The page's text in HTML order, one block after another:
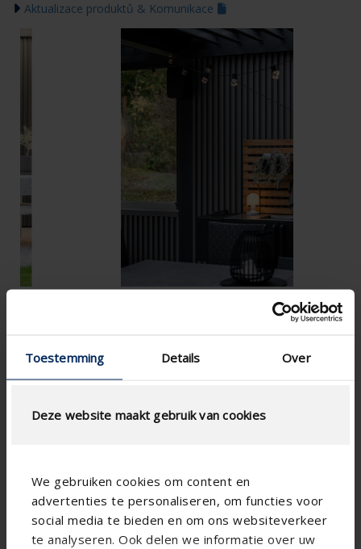
Toestemming Details Over
Deze website maakt gebruik van cookies
We gebruiken cookies om content en
advertenties te personaliseren, om functies voor
social media te bieden en om ons websiteverkeer
te analyseren. Ook delen we informatie over uw
Aktualizace produktů & Komunikace